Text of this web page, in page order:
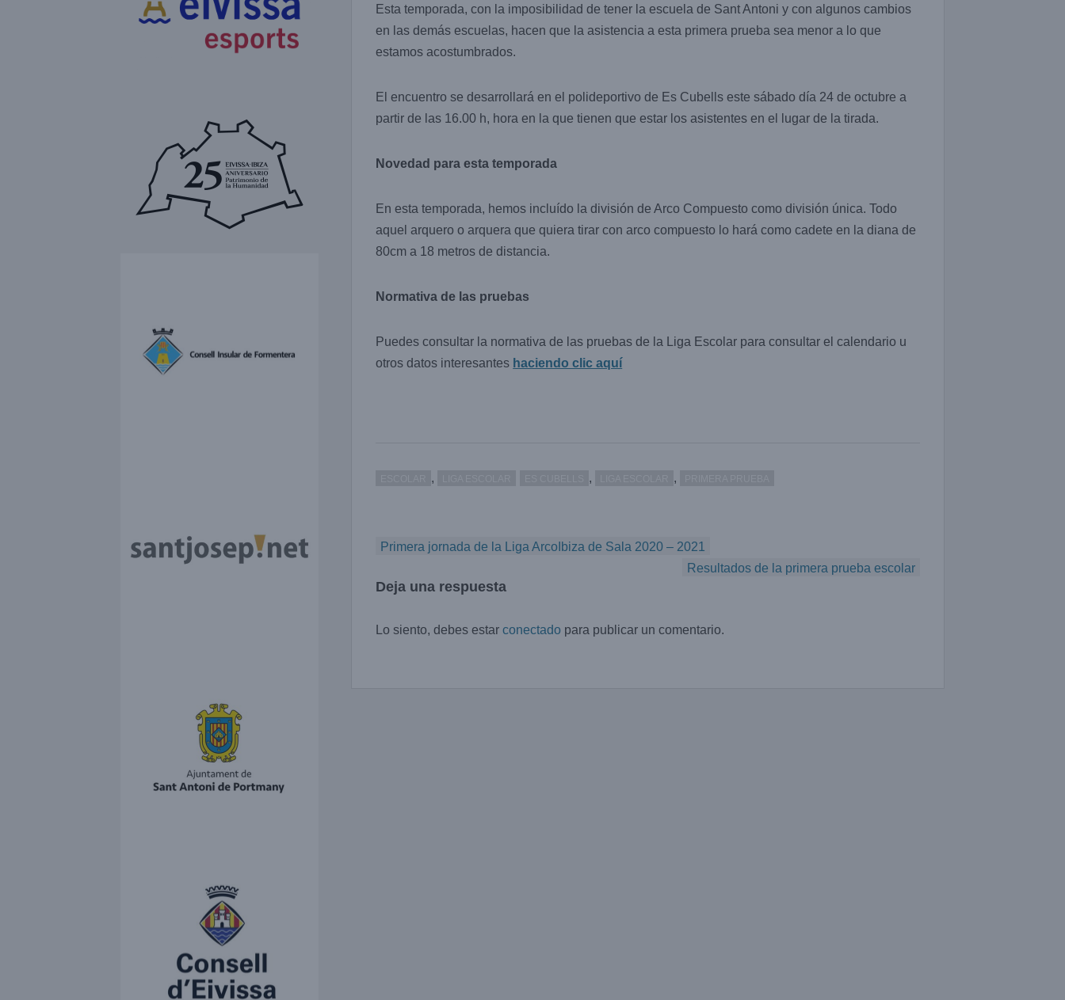
Esta temporada, con la imposibilidad de tener la escuela de Sant Antoni y con algunos cambios
en las demás escuelas, hacen que la asistencia a esta primera prueba sea menor a lo que
estamos acostumbrados.
El encuentro se desarrollará en el polideportivo de Es Cubells este sábado día 24 de octubre a
partir de las 16.00 h, hora en la que tienen que estar los asistentes en el lugar de la tirada.
Novedad para esta temporada
En esta temporada, hemos incluído la división de Arco Compuesto como división única. Todo
aquel arquero o arquera que quiera tirar con arco compuesto lo hará como cadete en la diana de
80cm a 18 metros de distancia.
Normativa de las pruebas
Puedes consultar la normativa de las pruebas de la Liga Escolar para consultar el calendario u
otros datos interesantes haciendo clic aquí
, , ,
Navegación
entradas
Primera jornada de la Liga ArcoIbiza de Sala 2020 – 2021
Resultados de la primera prueba escolar
Deja una respuesta
Lo siento, debes estarconectado para publicar un comentario.